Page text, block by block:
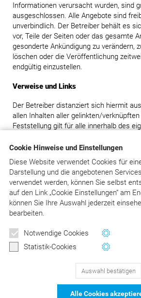
Cookie Hinweise und Einstellungen
Diese Website verwendet Cookies für
Darstellung und die angebotenen
verwendet werden, können Sie selbst
aufden Link „Cookie Einstellungen“ am
können Sie Ihre Auswahl jederzeit
bearbeiten.
Notwendige Cookies
Statistik-Cookies
Auswahl bestätigen
Alle Cookies
Informationen verursacht wurden, sind
ausgeschlossen. Alle Angebote sind
unverbindlich. Der Betreiber behält es
vor, Teile der Seiten oder das gesamte
gesonderte Ankündigung zu verändern,
löschen oder die Veröffentlichung
endgültig einzustellen.
Verweise und Links
Der Betreiber distanziert sich hiermit
allen Inhalten aller gelinkten/
Feststellung gilt für alle innerhalb des
Dieser Haftungsausschluss ist als Teil
Internetangebotes des Betreibers zu
Teile oder einzelne Formulierungen
geltenden Rechtslage nicht, nicht mehr
vollständig entsprechen sollten, bleiben
des Dokumentes in ihrem Inhalt und
unberührt.
Newsletter
Wertvolle Tipps und
Jetzt anmelden